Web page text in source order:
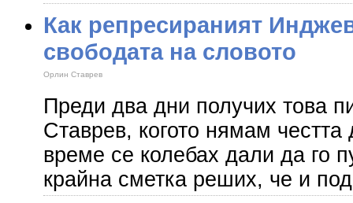
Как репресираният
свободата на словото
Орлин Ставрев
Преди два дни получих това
Ставрев, когото нямам
време се колебах дали да го
крайна сметка реших, че и